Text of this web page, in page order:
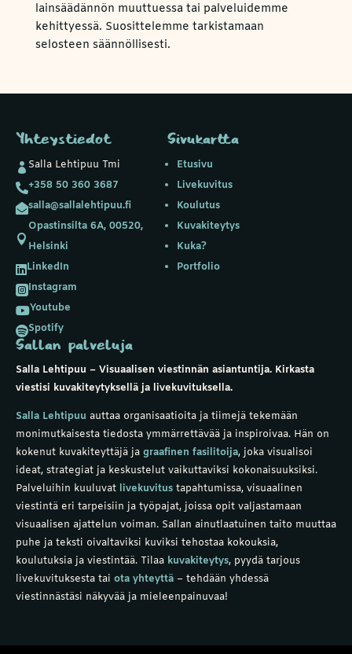
lainsäädännön muuttuessa tai palveluidemme
kehittyessä. Suosittelemme tarkistamaan
selosteen säännöllisesti.
Yhteystiedot
 Salla Lehtipuu Tmi
+358 50 360 3687
salla@sallalehtipuu.fi

Opastinsilta 6A, 00520,
Helsinki
LinkedIn
 Instagram
Youtube
Spotify
Sivukartta
Etusivu
Livekuvitus
Koulutus
Kuvakiteytys
Kuka?
Portfolio
Sallan palveluja
Salla Lehtipuu – Visuaalisen viestinnän asiantuntija. Kirkasta
viestisi kuvakiteytyksellä ja livekuvituksella.
Salla Lehtipuu auttaa organisaatioita ja tiimejä tekemään
monimutkaisesta tiedosta ymmärrettävää ja inspiroivaa. Hän on
kokenut kuvakiteyttäjä ja graafinen fasilitoija, joka visualisoi
ideat, strategiat ja keskustelut vaikuttaviksi kokonaisuuksiksi.
Palveluihin kuuluvat livekuvitus tapahtumissa, visuaalinen
viestintä eri tarpeisiin ja työpajat, joissa opit valjastamaan
visuaalisen ajattelun voiman. Sallan ainutlaatuinen taito muuttaa
puhe ja teksti oivaltaviksi kuviksi tehostaa kokouksia,
koulutuksia ja viestintää. Tilaa kuvakiteytys, pyydä tarjous
livekuvituksesta tai ota yhteyttä – tehdään yhdessä
viestinnästäsi näkyvää ja mieleenpainuvaa!